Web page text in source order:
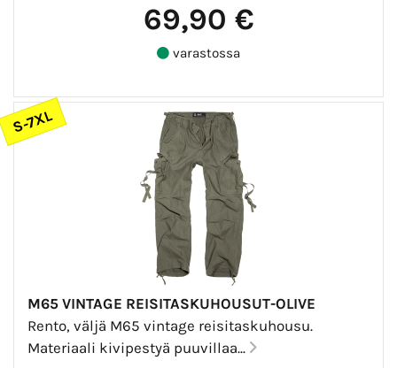
69,90 €
varastossa
S-7XL
M65 VINTAGE REISITASKUHOUSUT-OLIVE
Rento, väljä M65 vintage reisitaskuhousu.
Materiaali kivipestyä puuvillaa...